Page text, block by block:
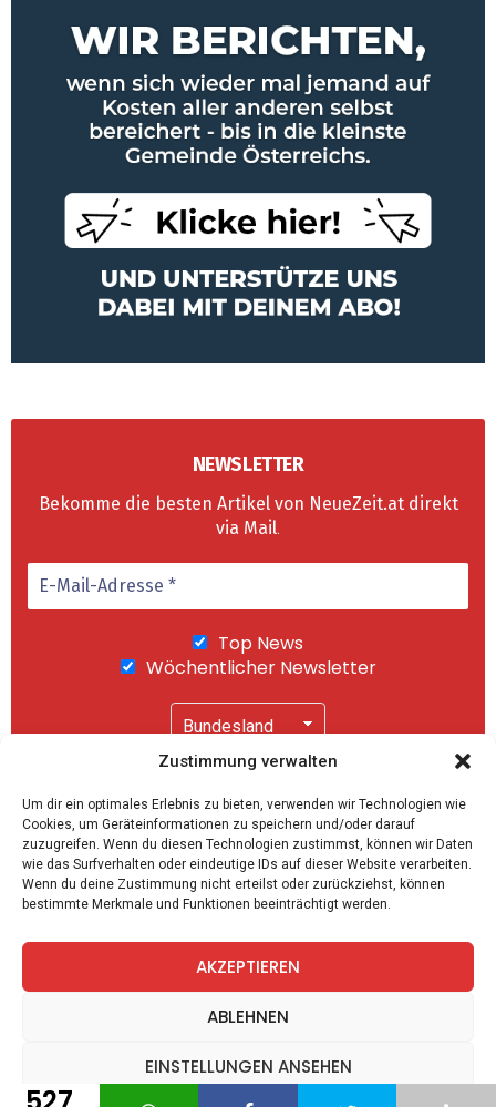
Zustimmung verwalten
Um dir ein optimales Erlebnis zu bieten, verwenden wir Technologien wie
Cookies, um Geräteinformationen zu speichern und/oder darauf
zuzugreifen. Wenn du diesen Technologien zustimmst, können wir Daten
wie das Surfverhalten oder eindeutige IDs auf dieser Website verarbeiten.
Wenn du deine Zustimmung nicht erteilst oder zurückziehst, können
bestimmte Merkmale und Funktionen beeinträchtigt werden.
AKZEPTIEREN
ABLEHNEN
EINSTELLUNGEN ANSEHEN
NEWSLETTER
Bekomme die besten Artikel von NeueZeit.at direkt
via Mail.
Top News
Wöchentlicher Newsletter
"Abonnieren" akzeptierst Du unsere
Datenschutzerklärung.
twitter